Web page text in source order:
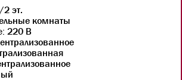
2 эт.
комнаты
220 В